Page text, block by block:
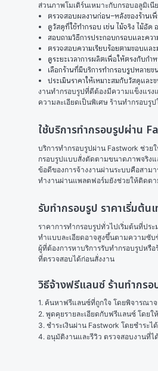
ส่วนภาพโมเดิร์นเหมาะกับกรอบอลูมิเ
ตรวจสอบผลงานก่อน–หลังของร้าน
ดูวัสดุที่ใช้ทำกรอบ เช่น ไม้จริง ไม้อัด
สอบถามวิธีการประกอบกรอบและคว
ตรวจสอบความเรียบร้อยตามขอบแล
ดูระยะเวลาการผลิตเพื่อให้ตรงกับกำ
เลือกร้านที่มีบริการทำกรอบรูปหลาย
ประเมินราคาให้เหมาะสมกับวัสดุและ
งานทำกรอบรูปที่ดีต้องมีความแข็งแรง
ความละเอียดเป็นพิเศษ ร้านทำกรอบ
ใช้บริการทำกรอบรูปผ่าน
บริการทำกรอบรูปผ่าน Fastwork ช่วย
กรอบรูปแบบสั่งตัดตามขนาดภาพจริง
ข้อดีของการจ้างงานผ่านระบบคือสาม
ทำงานผ่านแพลตฟอร์มยังช่วยให้ติดตา
รับทำกรอบรูป ราคาเริ่มต้นเ
ราคาการทำกรอบรูปทั่วไปเริ่มต้นที่ป
ทำแบบละเอียดอาจสูงขึ้นตามความซั
ผู้ที่ต้องการหาบริการรับทำกรอบรูปหรื
ที่ตรวจสอบได้ก่อนสั่งงาน
วิธีจ้างฟรีแลนซ์ ร้านทํากร
1. ค้นหาฟรีแลนซ์ที่ถูกใจ โดยพิจารณา
2. พูดคุยรายละเอียดกับฟรีแลนซ์ โดย
3. ชำระเงินผ่าน Fastwork โดยชำระ
4. อนุมัติงานและรีวิว ตรวจสอบงานที่ไ